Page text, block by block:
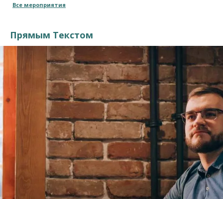
Все мероприятия
Прямым Текстом